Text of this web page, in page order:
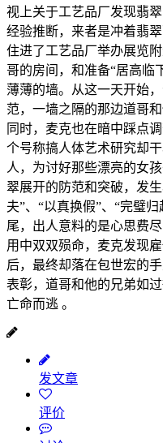
视上关于工艺品厂发现翡
经验推断，来者是冲着翡
住进了工艺品厂举办展览
哥的房间，和准备“居高临
薄薄的墙。从这一天开始
范，一墙之隔的那边道哥
同时，麦克也在暗中踩点
个号称搞人体艺术研究却
人，为讨好那些漂亮的女
翠展开的防范和突破，发
夫”、“以真换假”、“完璧
尾，出人意料的是心思费
用中双双殒命，麦克发现
后，最终却落在包世宏的
表彰，道哥和他的兄弟如
亡命而逃 。
发文章
评价